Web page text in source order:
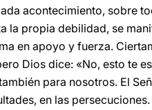
acontecimiento, sobre
la propia debilidad, se
en apoyo y fuerza.
Dios dice: «No, esto te
para nosotros. El
en las